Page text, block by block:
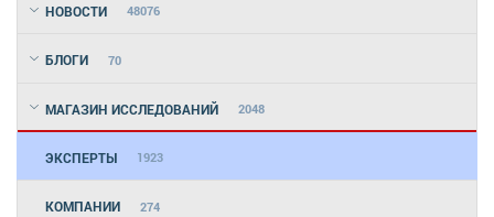
НОВОСТИ 48076
БЛОГИ 70
МАГАЗИН ИССЛЕДОВАНИЙ 2048
ЭКСПЕРТЫ 1923
КОМПАНИИ 274